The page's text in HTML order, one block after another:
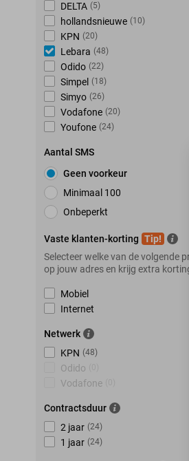
DELTA (5)
hollandsnieuwe (10)
KPN (20)
Lebara (48)
Odido (22)
Simpel (18)
Simyo (26)
Vodafone (20)
Youfone (24)
Aantal SMS
Geen voorkeur
Minimaal 100
Onbeperkt
Vaste klanten-korting Tip!
Selecteer welke van de volgende
op jouw adres en krijg extra
Mobiel
Internet
Netwerk
KPN (48)
Odido
Vodafone
Contractsduur
2 jaar (24)
1 jaar (24)